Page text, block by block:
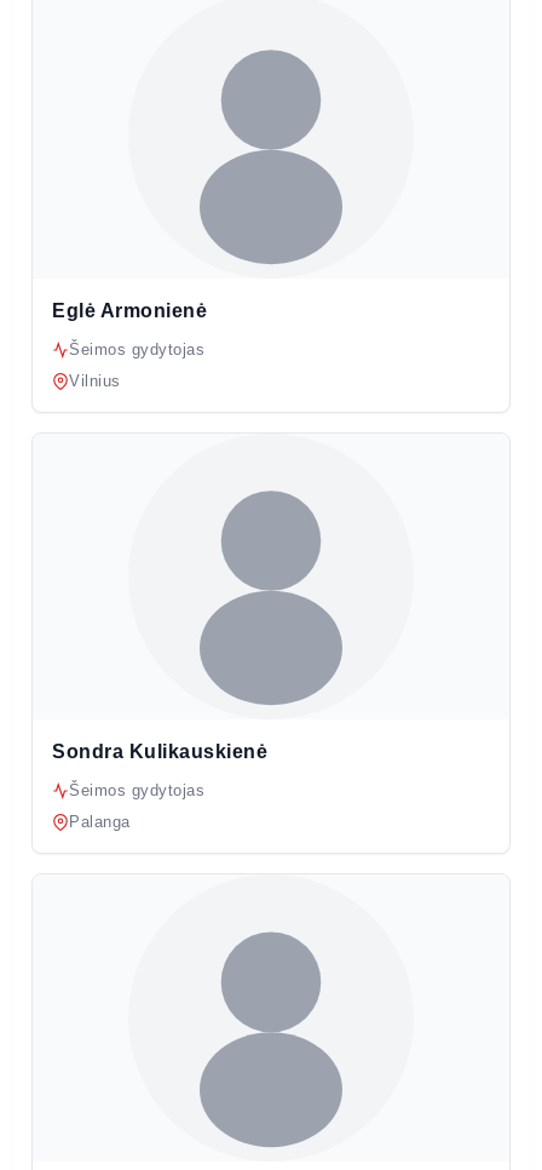
Eglė Armonienė
Šeimos gydytojas
Vilnius
Sondra Kulikauskienė
Šeimos gydytojas
Palanga